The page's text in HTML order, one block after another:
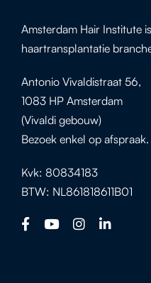
Amsterdam Hair Institute
haartransplantatie
Antonio Vivaldistraat 56,
1083 HP Amsterdam
(Vivaldi gebouw)
Bezoek enkel op afspraak.
Kvk: 80834183
BTW: NL861818611B01